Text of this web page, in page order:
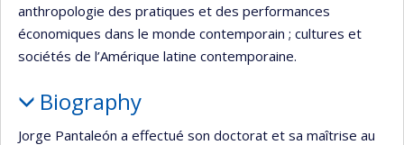
anthropologie des pratiques et des performances
économiques dans le monde contemporain ; cultures et
sociétés de l’Amérique latine contemporaine.
Biography
Jorge Pantaleón a effectué son doctorat et sa maîtrise au